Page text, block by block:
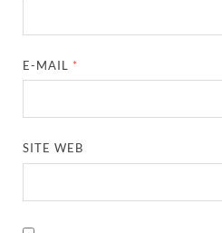
E-MAIL *
SITE WEB